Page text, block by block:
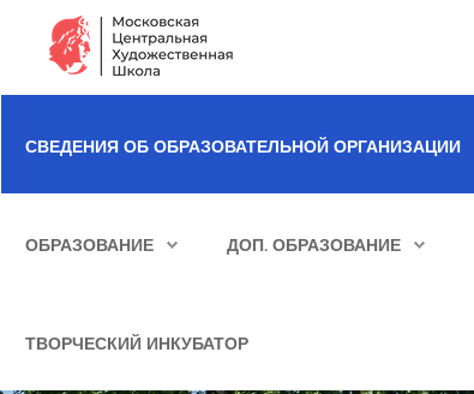
ИСКАТЬ...
СВЕДЕНИЯ ОБ ОБРАЗОВАТЕЛЬНОЙ ОРГАНИЗАЦИИ
ОБРАЗОВАНИЕ ДОП. ОБРАЗОВАНИЕ
ТВОРЧЕСКИЙ ИНКУБАТОР